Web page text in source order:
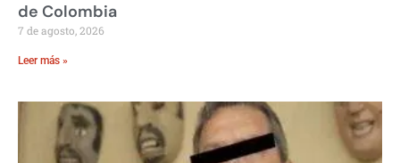
de Colombia
7 de agosto, 2026
Leer más »